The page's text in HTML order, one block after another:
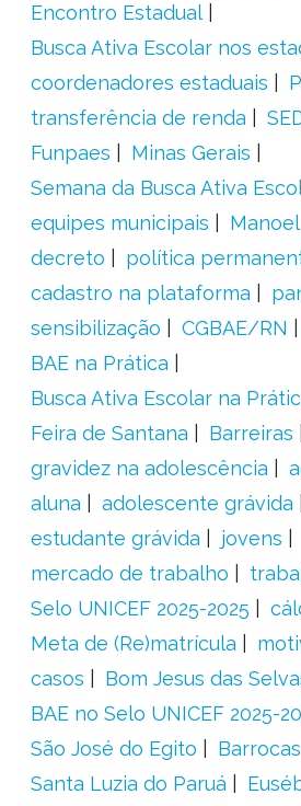
Encontro Estadual
Busca Ativa Escolar nos
coordenadores estaduais
transferência de renda
Funpaes
Minas Gerais
Semana da Busca Ativa
equipes municipais
decreto
política
cadastro na plataforma
sensibilização
CGBAE/RN
BAE na Prática
Busca Ativa Escolar na
Feira de Santana
Barreiras
gravidez na adolescência
aluna
adolescente grávida
estudante grávida
jovens
mercado de trabalho
Selo UNICEF 2025-2025
Meta de (Re)matrícula
casos
Bom Jesus das
BAE no Selo UNICEF 2025-
São José do Egito
Barrocas
Santa Luzia do Paruá